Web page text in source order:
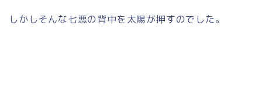
しかしそんな七悪の背中を太陽が押すのでした。